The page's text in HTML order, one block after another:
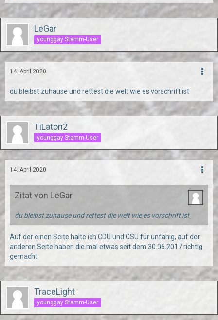
LeGar
younggay Stamm-User
14. April 2020
du bleibst zuhause und rettest die welt wie es vorschrift ist
TiLaton2
younggay Stamm-User
14. April 2020
Zitat von LeGar
du bleibst zuhause und rettest die welt wie es vorschrift ist
Auf der einen Seite halte ich CDU und CSU für unfähig, auf der
anderen Seite haben die mal etwas seit dem 30.06.2017 richtig
gemacht
TraceLight
younggay Stamm-User